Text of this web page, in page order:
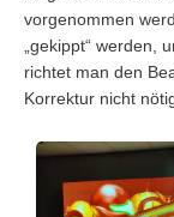
vorgenommen
„gekippt“ werden,
richtet man den
Korrektur nicht